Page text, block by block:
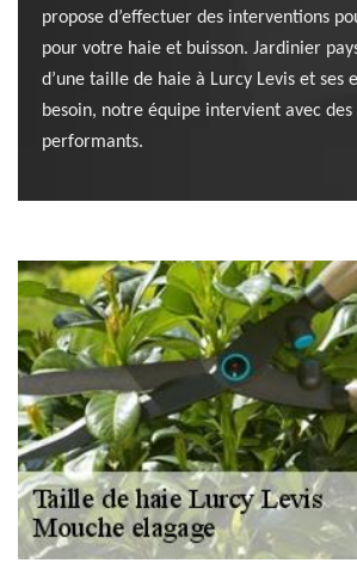
propose d’effectuer des interventions
pour votre haie et buisson. Jardinier
d’une taille de haie à Lurcy Levis et ses
besoin, notre équipe intervient avec des
performants.